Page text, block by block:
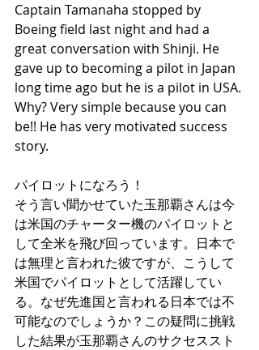
Captain Tamanaha stopped by
Boeing field last night and had a
great conversation with Shinji. He
gave up to becoming a pilot in Japan
long time ago but he is a pilot in USA.
Why? Very simple because you can
be!! He has very motivated success
story.
パイロットになろう！
そう言い聞かせていた玉那覇さんは今
は米国のチャーター機のパイロットと
して全米を飛び回っています。日本で
は無理と言われた彼ですが、こうして
米国でパイロットとして活躍してい
る。なぜ先進国と言われる日本では不
可能なのでしょうか？この疑問に挑戦
した結果が玉那覇さんのサクセススト